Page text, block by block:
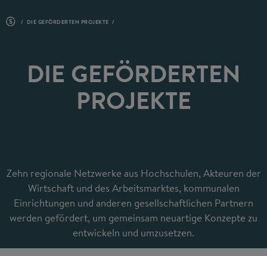
DIE GEFÖRDERTEN PROJEKTE
DIE GEFÖRDERTEN
PROJEKTE
Zehn regionale Netzwerke aus Hochschulen, Akteuren der
Wirtschaft und des Arbeitsmarktes, kommunalen
Einrichtungen und anderen gesellschaftlichen Partnern
werden gefördert, um gemeinsam neuartige Konzepte zu
entwickeln und umzusetzen.